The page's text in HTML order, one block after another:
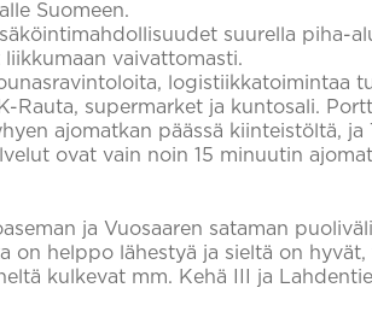
Suomeen.
suurella piha-
vaivattomasti.
logistiikkatoimintaa
Rauta, supermarket ja kuntosali.
ajomatkan päässä kiinteistöltä, ja
ovat vain noin 15 minuutin
ja Vuosaaren sataman
on helppo lähestyä ja sieltä on
kulkevat mm. Kehä III ja